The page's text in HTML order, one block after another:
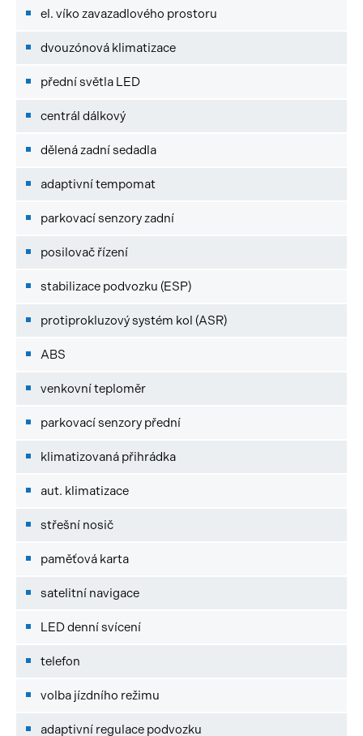
el. víko zavazadlového prostoru
dvouzónová klimatizace
přední světla LED
centrál dálkový
dělená zadní sedadla
adaptivní tempomat
parkovací senzory zadní
posilovač řízení
stabilizace podvozku (ESP)
protiprokluzový systém kol (ASR)
ABS
venkovní teploměr
parkovací senzory přední
klimatizovaná přihrádka
aut. klimatizace
střešní nosič
paměťová karta
satelitní navigace
LED denní svícení
telefon
volba jízdního režimu
adaptivní regulace podvozku